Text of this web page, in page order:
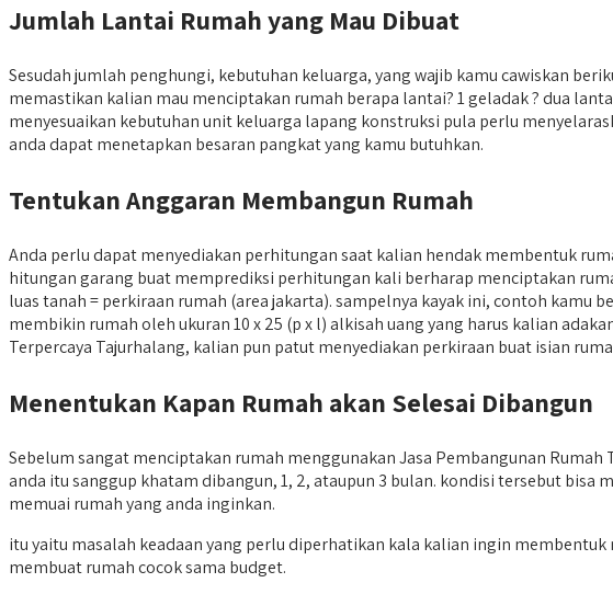
Jumlah Lantai Rumah yang Mau Dibuat
Sesudah jumlah penghungi, kebutuhan keluarga, yang wajib kamu cawiskan
memastikan kalian mau menciptakan rumah berapa lantai? 1 geladak ? dua
menyesuaikan kebutuhan unit keluarga lapang konstruksi pula perlu
anda dapat menetapkan besaran pangkat yang kamu butuhkan.
Tentukan Anggaran Membangun Rumah
Anda perlu dapat menyediakan perhitungan saat kalian hendak membentuk
hitungan garang buat memprediksi perhitungan kali berharap menciptakan
luas tanah = perkiraan rumah (area jakarta). sampelnya kayak ini, contoh kamu
membikin rumah oleh ukuran 10 x 25 (p x l) alkisah uang yang harus kalian
Terpercaya Tajurhalang, kalian pun patut menyediakan perkiraan buat isian
Menentukan Kapan Rumah akan Selesai Dibangun
Sebelum sangat menciptakan rumah menggunakan Jasa Pembangunan
anda itu sanggup khatam dibangun, 1, 2, ataupun 3 bulan. kondisi tersebut
memuai rumah yang anda inginkan.
itu yaitu masalah keadaan yang perlu diperhatikan kala kalian ingin
membuat rumah cocok sama budget.